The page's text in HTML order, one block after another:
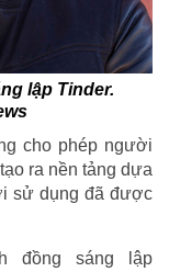
lập Tinder.
cho phép người
ra nền tảng dựa
sử dụng đã được
đồng sáng lập